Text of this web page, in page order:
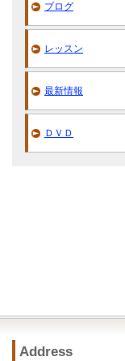
ブログ
レッスン
最新情報
ＤＶＤ
Address